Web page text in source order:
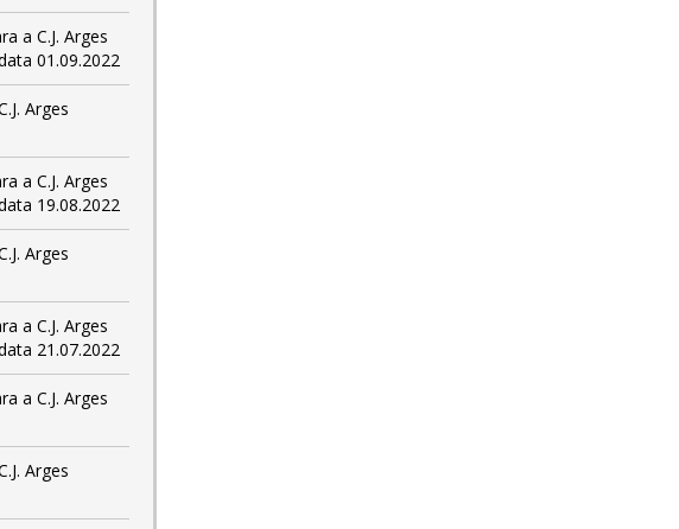
a C.J. Arges
01.09.2022
Arges
a C.J. Arges
19.08.2022
Arges
a C.J. Arges
21.07.2022
a C.J. Arges
Arges